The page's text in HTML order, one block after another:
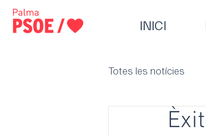
INICI
Totes les notícies